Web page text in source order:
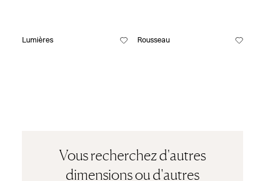
Lumières Rousseau
Vous recherchez d'autres
dimensions ou d'autres